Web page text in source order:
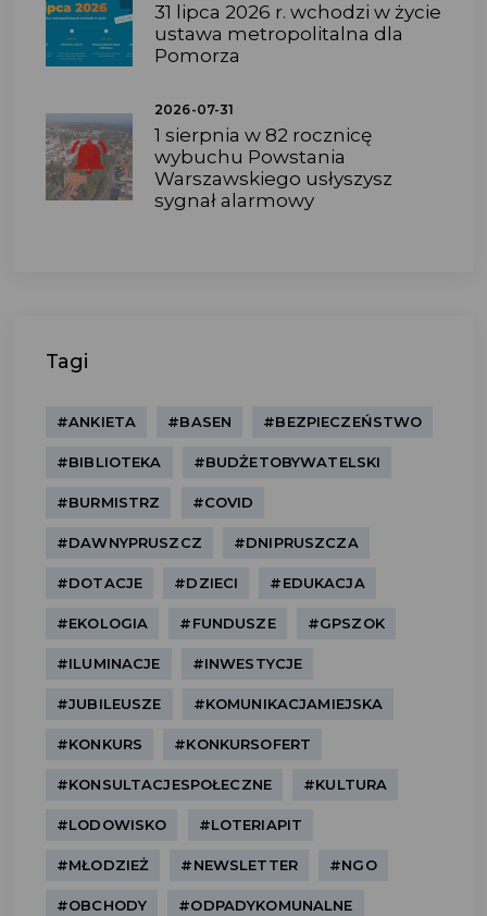
31 lipca 2026 r. wchodzi w życie
ustawa metropolitalna dla
Pomorza
2026-07-31
1 sierpnia w 82 rocznicę
wybuchu Powstania
Warszawskiego usłyszysz
sygnał alarmowy
Tagi
#ANKIETA #BASEN #BEZPIECZEŃSTWO
#BIBLIOTEKA #BUDŻETOBYWATELSKI
#BURMISTRZ #COVID
#DAWNYPRUSZCZ #DNIPRUSZCZA
#DOTACJE #DZIECI #EDUKACJA
#EKOLOGIA #FUNDUSZE #GPSZOK
#ILUMINACJE #INWESTYCJE
#JUBILEUSZE #KOMUNIKACJAMIEJSKA
#KONKURS #KONKURSOFERT
#KONSULTACJESPOŁECZNE #KULTURA
#LODOWISKO #LOTERIAPIT
#MŁODZIEŻ #NEWSLETTER #NGO
#OBCHODY #ODPADYKOMUNALNE